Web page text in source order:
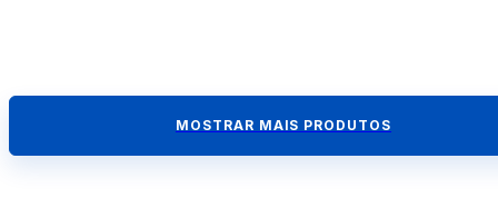
MOSTRAR MAIS PRODUTOS